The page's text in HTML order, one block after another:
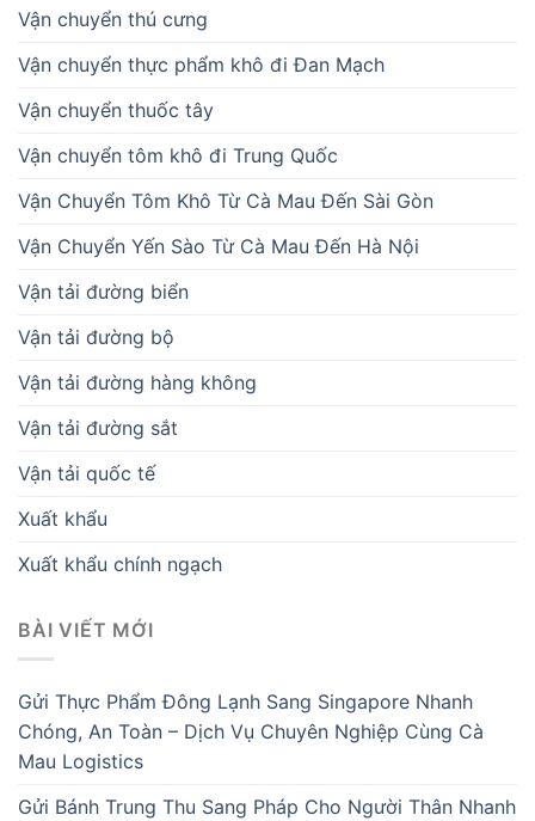
Vận chuyển thú cưng
Vận chuyển thực phẩm khô đi Đan Mạch
Vận chuyển thuốc tây
Vận chuyển tôm khô đi Trung Quốc
Vận Chuyển Tôm Khô Từ Cà Mau Đến Sài Gòn
Vận Chuyển Yến Sào Từ Cà Mau Đến Hà Nội
Vận tải đường biển
Vận tải đường bộ
Vận tải đường hàng không
Vận tải đường sắt
Vận tải quốc tế
Xuất khẩu
Xuất khẩu chính ngạch
BÀI VIẾT MỚI
Gửi Thực Phẩm Đông Lạnh Sang Singapore Nhanh
Chóng, An Toàn – Dịch Vụ Chuyên Nghiệp Cùng Cà
Mau Logistics
Gửi Bánh Trung Thu Sang Pháp Cho Người Thân Nhanh